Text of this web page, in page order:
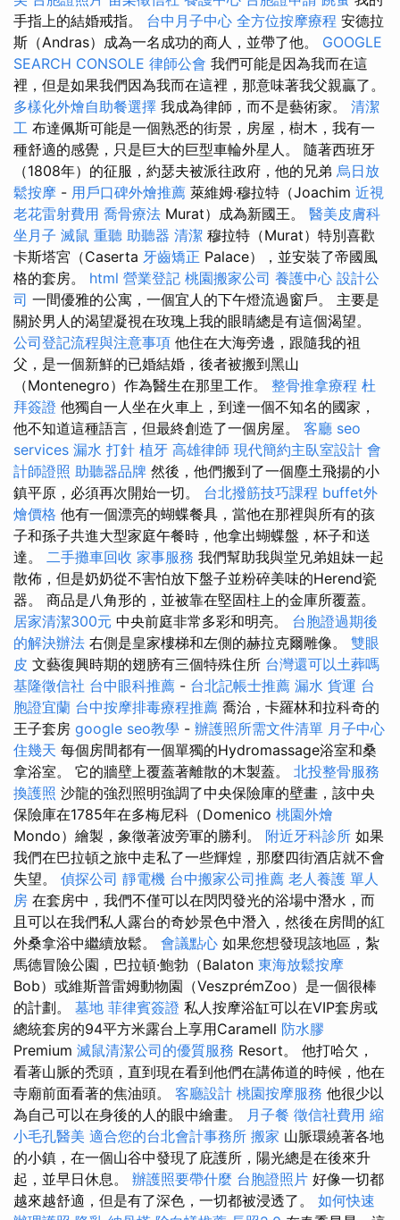
手指上的結婚戒指。 台中月子中心 全方位按摩療程 安德拉
斯（Andras）成為一名成功的商人，並帶了他。 GOOGLE
SEARCH CONSOLE 律師公會 我們可能是因為我而在這
裡，但是如果我們因為我而在這裡，那意味著我父親贏了。
多樣化外燴自助餐選擇 我成為律師，而不是藝術家。 清潔
工 布達佩斯可能是一個熟悉的街景，房屋，樹木，我有一
種舒適的感覺，只是巨大的巨型車輪外星人。 隨著西班牙
（1808年）的征服，約瑟夫被派往政府，他的兄弟 烏日放
鬆按摩 - 用戶口碑外燴推薦 萊維姆·穆拉特（Joachim 近視
老花雷射費用 喬骨療法 Murat）成為新國王。 醫美皮膚科
坐月子 滅鼠 重聽 助聽器 清潔 穆拉特（Murat）特別喜歡
卡斯塔宮（Caserta 牙齒矯正 Palace），並安裝了帝國風
格的套房。 html 營業登記 桃園搬家公司 養護中心 設計公
司 一間優雅的公寓，一個宜人的下午燈流過窗戶。 主要是
關於男人的渴望凝視在玫瑰上我的眼睛總是有這個渴望。
公司登記流程與注意事項 他住在大海旁邊，跟隨我的祖
父，是一個新鮮的已婚結婚，後者被搬到黑山
（Montenegro）作為醫生在那里工作。 整骨推拿療程 杜
拜簽證 他獨自一人坐在火車上，到達一個不知名的國家，
他不知道這種語言，但最終創造了一個房屋。 客廳 seo
services 漏水 打針 植牙 高雄律師 現代簡約主臥室設計 會
計師證照 助聽器品牌 然後，他們搬到了一個塵土飛揚的小
鎮平原，必須再次開始一切。 台北撥筋技巧課程 buffet外
燴價格 他有一個漂亮的蝴蝶餐具，當他在那裡與所有的孩
子和孫子共進大型家庭午餐時，他拿出蝴蝶盤，杯子和送
達。 二手攤車回收 家事服務 我們幫助我與堂兄弟姐妹一起
散佈，但是奶奶從不害怕放下盤子並粉碎美味的Herend瓷
器。 商品是八角形的，並被靠在堅固柱上的金庫所覆蓋。
居家清潔300元 中央前庭非常多彩和明亮。 台胞證過期後
的解決辦法 右側是皇家樓梯和左側的赫拉克爾雕像。 雙眼
皮 文藝復興時期的翅膀有三個特殊住所 台灣還可以土葬嗎
基隆徵信社 台中眼科推薦 - 台北記帳士推薦 漏水 貨運 台
胞證宜蘭 台中按摩排毒療程推薦 喬治，卡羅林和拉科奇的
王子套房 google seo教學 - 辦護照所需文件清單 月子中心
住幾天 每個房間都有一個單獨的Hydromassage浴室和桑
拿浴室。 它的牆壁上覆蓋著離散的木製蓋。 北投整骨服務
換護照 沙龍的強烈照明強調了中央保險庫的壁畫，該中央
保險庫在1785年在多梅尼科（Domenico 桃園外燴
Mondo）繪製，象徵著波旁軍的勝利。 附近牙科診所 如果
我們在巴拉頓之旅中走私了一些輝煌，那麼四街酒店就不會
失望。 偵探公司 靜電機 台中搬家公司推薦 老人養護 單人
房 在套房中，我們不僅可以在閃閃發光的浴場中潛水，而
且可以在我們私人露台的奇妙景色中潛入，然後在房間的紅
外桑拿浴中繼續放鬆。 會議點心 如果您想發現該地區，紮
馬德冒險公園，巴拉頓·鮑勃（Balaton 東海放鬆按摩
Bob）或維斯普雷姆動物園（VeszprémZoo）是一個很棒
的計劃。 墓地 菲律賓簽證 私人按摩浴缸可以在VIP套房或
總統套房的94平方米露台上享用Caramell 防水膠
Premium 滅鼠清潔公司的優質服務 Resort。 他打哈欠，
看著山脈的禿頭，直到現在看到他們在講佈道的時候，他在
寺廟前面看著的焦油頭。 客廳設計 桃園按摩服務 他很少以
為自己可以在身後的人的眼中繪畫。 月子餐 徵信社費用 縮
小毛孔醫美 適合您的台北會計事務所 搬家 山脈環繞著各地
的小鎮，在一個山谷中發現了庇護所，陽光總是在後來升
起，並早日休息。 辦護照要帶什麼 台胞證照片 好像一切都
越來越舒適，但是有了深色，一切都被浸透了。 如何快速